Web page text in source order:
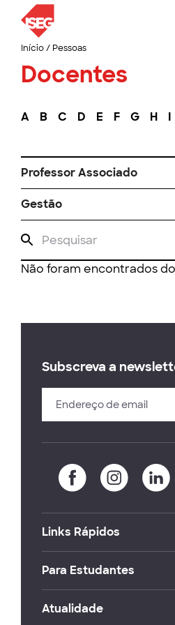
Início/ Pessoas
Docentes
A B C D E F G H I
Professor Associado
Gestão
Não foram encontrados
Subscreva a
Links Rápidos
Para Estudantes
Atualidade